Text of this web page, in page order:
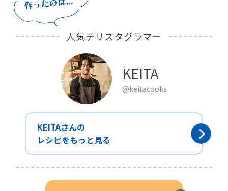
人気デリスタグラマー
KEITA
@keitacooks
KEITAさんの
レシピをもっと見る